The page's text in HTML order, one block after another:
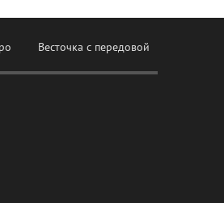
Весточка с передовой